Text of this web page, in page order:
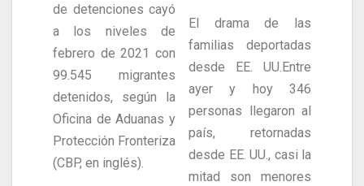
de detenciones cayó
a los niveles de
febrero de 2021 con
99.545 migrantes
detenidos, según la
Oficina de Aduanas y
Protección Fronteriza
(CBP, en inglés).
El drama de las
familias deportadas
desde EE. UU.Entre
ayer y hoy 346
personas llegaron al
país, retornadas
desde EE. UU., casi la
mitad son menores